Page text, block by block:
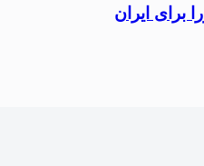
برای ایران